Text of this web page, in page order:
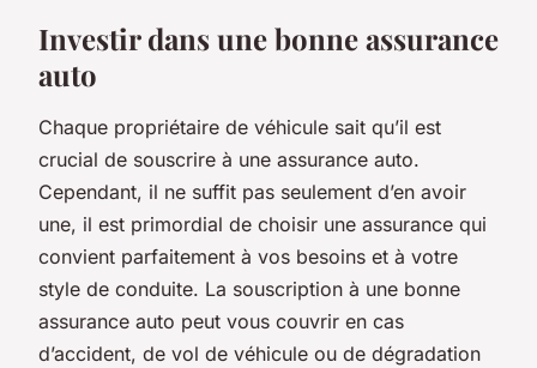
Investir dans une bonne assurance
auto
Chaque propriétaire de véhicule sait qu’il est
crucial de souscrire à une assurance auto.
Cependant, il ne suffit pas seulement d’en avoir
une, il est primordial de choisir une assurance qui
convient parfaitement à vos besoins et à votre
style de conduite. La souscription à une bonne
assurance auto peut vous couvrir en cas
d’accident, de vol de véhicule ou de dégradation